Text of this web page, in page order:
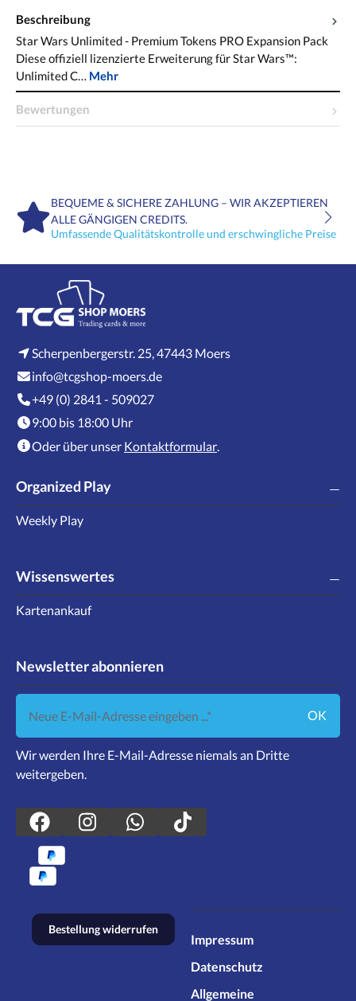
Beschreibung
Star Wars Unlimited - Premium Tokens PRO Expansion Pack
Diese offiziell lizenzierte Erweiterung für Star Wars™:
Unlimited C… Mehr
Bewertungen
BEQUEME & SICHERE ZAHLUNG – WIR AKZEPTIEREN
ALLE GÄNGIGEN CREDITS.
Umfassende Qualitätskontrolle und erschwingliche Preise
Scherpenbergerstr. 25, 47443 Moers
info@tcgshop-moers.de
+49 (0) 2841 - 509027
9:00 bis 18:00 Uhr
Oder über unser Kontaktformular
Organized Play
Weekly Play
Wissenswertes
Kartenankauf
Newsletter abonnieren
Neue E-Mail-Adresse eingeben ...
OK
Wir werden Ihre E-Mail-Adresse niemals an Dritte
weitergeben.
Bestellung widerrufen
Impressum
Datenschutz
Allgemeine